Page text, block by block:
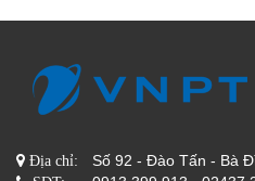
Địa chỉ: Số 92 - Đào Tấn - Bà